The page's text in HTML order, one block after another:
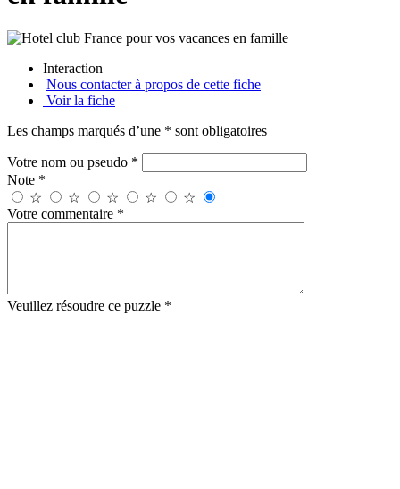
Interaction
Nous contacter à propos de cette fiche
Voir la fiche
Les champs marqués d’une * sont obligatoires
Votre nom ou pseudo *
Note *
☆
☆ ☆ ☆
☆
Votre commentaire *
Veuillez résoudre ce puzzle *